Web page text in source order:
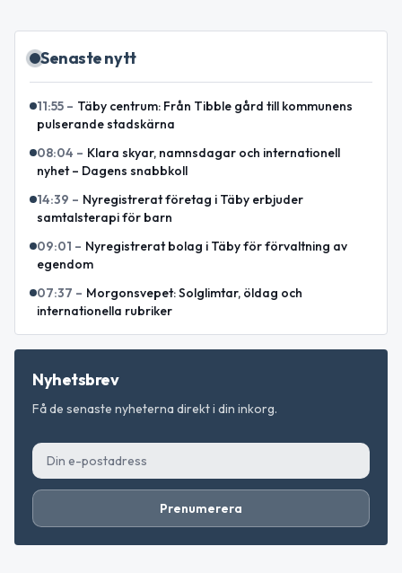
Senaste nytt
11:55 – Täby centrum: Från Tibble gård till kommunens
pulserande stadskärna
08:04 – Klara skyar, namnsdagar och internationell
nyhet – Dagens snabbkoll
14:39 – Nyregistrerat företag i Täby erbjuder
samtalsterapi för barn
09:01 – Nyregistrerat bolag i Täby för förvaltning av
egendom
07:37 – Morgonsvepet: Solglimtar, öldag och
internationella rubriker
Nyhetsbrev
Få de senaste nyheterna direkt i din inkorg.
Prenumerera